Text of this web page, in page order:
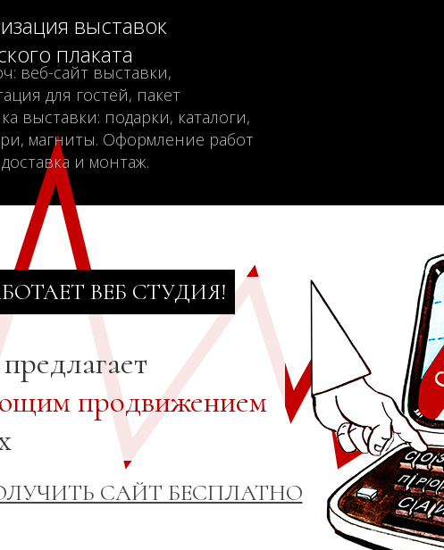
выставок
плаката
веб-сайт выставки,
для гостей, пакет
выставки: подарки, каталоги,
магниты. Оформление работ
и монтаж.
ВЕБ СТУДИЯ!
продвижением
САЙТ БЕСПЛАТНО